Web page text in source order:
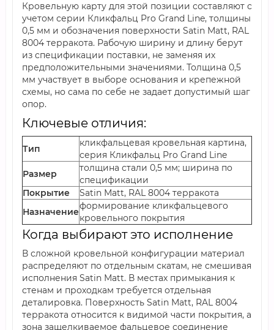
Кровельную карту для этой позиции составляют с
учетом серии Кликфальц Pro Grand Line, толщины
0,5 мм и обозначения поверхности Satin Мatt, RAL
8004 терракота. Рабочую ширину и длину берут
из спецификации поставки, не заменяя их
предположительными значениями. Толщина 0,5
мм участвует в выборе основания и крепежной
схемы, но сама по себе не задает допустимый шаг
опор.
Ключевые отличия:
Тип
кликфальцевая кровельная картина,
серия Кликфальц Pro Grand Line
Размер
толщина стали 0,5 мм; ширина по
спецификации
Покрытие
Satin Мatt, RAL 8004 терракота
Назначение
формирование кликфальцевого
кровельного покрытия
Когда выбирают это исполнение
В сложной кровельной конфигурации материал
распределяют по отдельным скатам, не смешивая
исполнения Satin Мatt. В местах примыкания к
стенам и проходкам требуется отдельная
деталировка. Поверхность Satin Мatt, RAL 8004
терракота относится к видимой части покрытия, а
зона защелкиваемое фальцевое соединение